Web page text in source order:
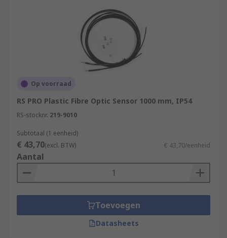
Op voorraad
RS PRO Plastic Fibre Optic Sensor 1000 mm, IP54
RS-stocknr. 219-9010
Subtotaal (1 eenheid)
€ 43,70(excl. BTW) € 43,70/eenheid
Aantal
Toevoegen
Datasheets